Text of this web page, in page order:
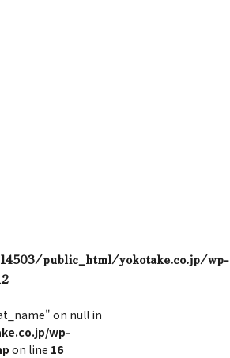
public_html/yokotake.co.jp/wp-
on null in
wp-
on line 16